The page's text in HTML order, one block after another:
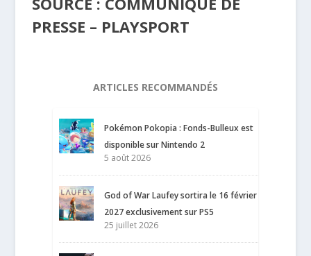
PRESSE – PLAYSPORT
ARTICLES RECOMMANDÉS
Pokémon Pokopia : Fonds-Bulleux est
disponible sur Nintendo 2
5 août 2026
God of War Laufey sortira le 16 février
2027 exclusivement sur PS5
25 juillet 2026